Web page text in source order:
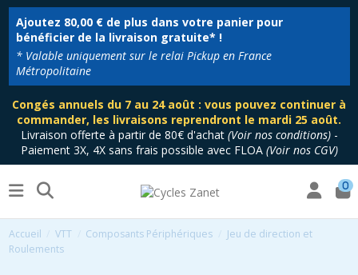
Ajoutez 80,00 €de plus dans votre panier pour
bénéficier de la livraison gratuite* !
* Valable uniquement sur le relai Pickup en France
Métropolitaine
Congés annuels du 7 au 24 août : vous pouvez continuer à
commander, les livraisons reprendront le mardi 25 août.
Livraison offerte à partir de 80€ d'achat (Voir nos conditions)-
Paiement 3X, 4X sans frais possible avec FLOA (Voir nos CGV)
0
Accueil VTT Composants Périphériques
Jeu de direction et
Roulements